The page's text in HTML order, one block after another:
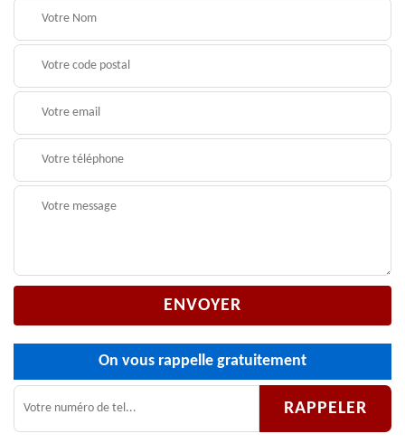
On vous rappelle gratuitement